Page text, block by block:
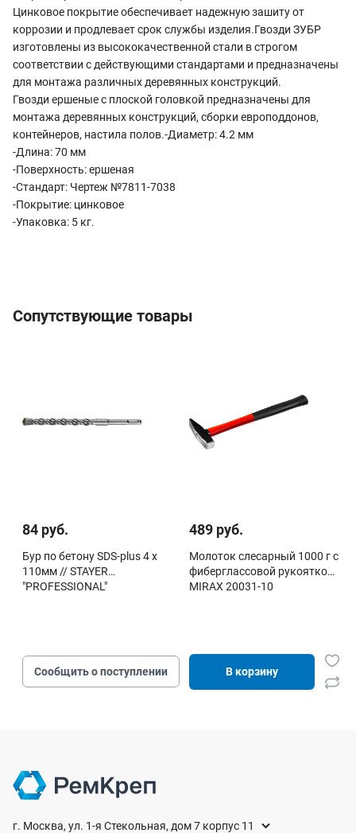
Цинковое покрытие обеспечивает надежную зашиту от
коррозии и продлевает срок службы изделия.Гвозди ЗУБР
изготовлены из высококачественной стали в строгом
соответствии с действующими стандартами и предназначены
для монтажа различных деревянных конструкций.
Гвозди ершеные с плоской головкой предназначены для
монтажа деревянных конструкций, сборки европоддонов,
контейнеров, настила полов.-Диаметр: 4.2 мм
-Длина: 70 мм
-Поверхность: ершеная
-Стандарт: Чертеж №7811-7038
-Покрытие: цинковое
-Упаковка: 5 кг.
Сопутствующие товары
84 руб.
Бур по бетону SDS-plus 4 х
110мм // STAYER
"PROFESSIONAL"
Сообщить о поступлении
489 руб.
Молоток слесарный 1000 г с
фиберглассовой рукояткой,
MIRAX 20031-10
В корзину
г. Москва, ул. 1-я Стекольная, дом 7 корпус 11